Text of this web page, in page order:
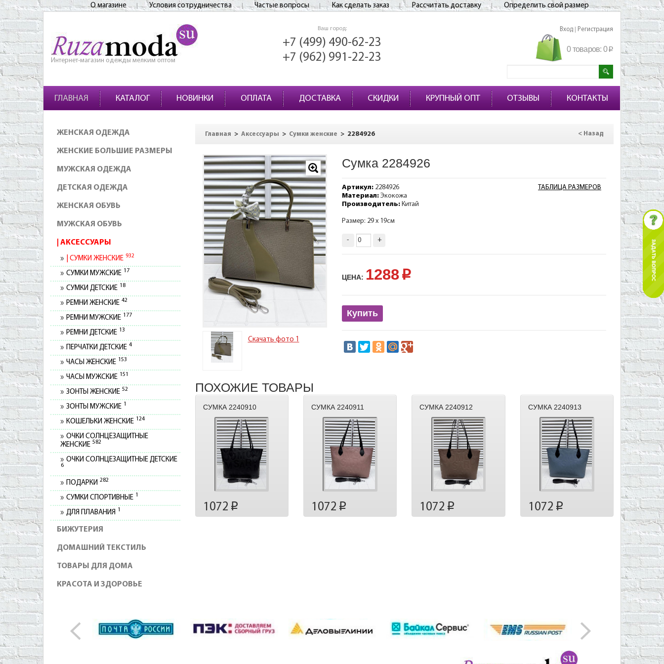
О магазине Условия сотрудничества Частые вопросы Как сделать заказ Рассчитать доставку Определить свой размер
Интернет-магазин одежды мелким оптом
Ваш город:
+7 (499) 490-62-23
+7 (962) 991-22-23
Вход Регистрация
0 товаров: 0p
ГЛАВНАЯ КАТАЛОГ НОВИНКИ ОПЛАТА ДОСТАВКА СКИДКИ КРУПНЫЙ ОПТ ОТЗЫВЫ КОНТАКТЫ
ЖЕНСКАЯ ОДЕЖДА
ЖЕНСКИЕ БОЛЬШИЕ РАЗМЕРЫ
МУЖСКАЯ ОДЕЖДА
ДЕТСКАЯ ОДЕЖДА
ЖЕНСКАЯ ОБУВЬ
МУЖСКАЯ ОБУВЬ
АКСЕССУАРЫ
СУМКИ ЖЕНСКИЕ 932
СУМКИ МУЖСКИЕ 17
СУМКИ ДЕТСКИЕ 18
РЕМНИ ЖЕНСКИЕ 42
РЕМНИ МУЖСКИЕ 177
РЕМНИ ДЕТСКИЕ 13
ПЕРЧАТКИ ДЕТСКИЕ 4
ЧАСЫ ЖЕНСКИЕ 153
ЧАСЫ МУЖСКИЕ 151
ЗОНТЫ ЖЕНСКИЕ 52
ЗОНТЫ МУЖСКИЕ 1
КОШЕЛЬКИ ЖЕНСКИЕ 124
ОЧКИ СОЛНЦЕЗАЩИТНЫЕ
ЖЕНСКИЕ 582
ОЧКИ СОЛНЦЕЗАЩИТНЫЕ ДЕТСКИЕ
6
ПОДАРКИ 282
СУМКИ СПОРТИВНЫЕ 1
ДЛЯ ПЛАВАНИЯ 1
БИЖУТЕРИЯ
ДОМАШНИЙ ТЕКСТИЛЬ
ТОВАРЫ ДЛЯ ДОМА
КРАСОТА И ЗДОРОВЬЕ
Главная > Аксессуары > Сумки женские > 2284926 < Назад
Скачать фото 1
Сумка 2284926
ТАБЛИЦА РАЗМЕРОВ
Артикул:2284926
Материал:Экокожа
Производитель:Китай
Размер: 29 х 19см
- +
ЦЕНА: 1288p
Купить
ПОХОЖИЕ ТОВАРЫ
СУМКА 2240910
1072 p
СУМКА 2240911
1072 p
СУМКА 2240912
1072 p
СУМКА 2240913
1072 p